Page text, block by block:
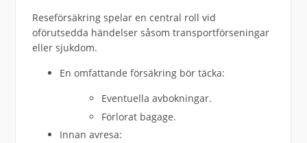
Reseförsäkring spelar en central roll vid
oförutsedda händelser såsom transportförseningar
eller sjukdom.
En omfattande försäkring bör täcka:
Eventuella avbokningar.
Förlorat bagage.
Innan avresa: